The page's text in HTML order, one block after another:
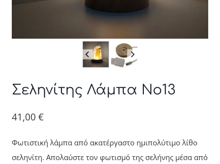
Σεληνίτης Λάμπα Νο13
41,00 €
Φωτιστική λάμπα από ακατέργαστο ημιπολύτιμο λίθο
σεληνίτη. Απολαύστε τον φωτισμό της σελήνης μέσα από